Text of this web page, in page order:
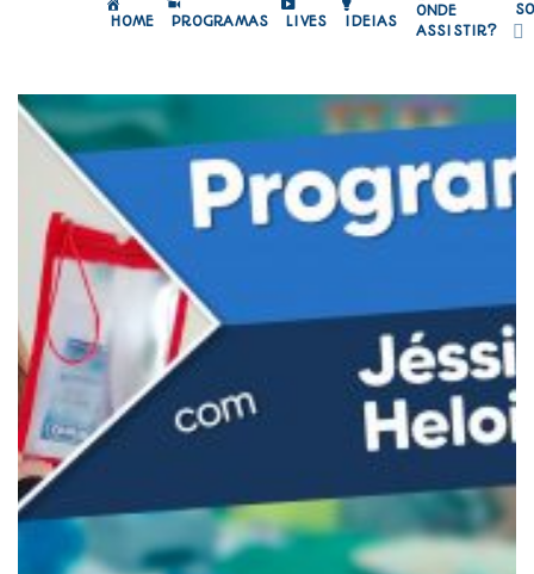
HOME PROGRAMAS LIVES IDEIAS
ONDE
ASSISTIR?